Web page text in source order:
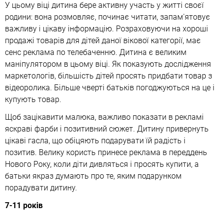
У цьому віці дитина бере активну участь у житті своєї
родини: вона розмовляє, починає читати, запам'ятовує
важливу і цікаву інформацію. Розраховуючи на хороші
продажі товарів для дітей даної вікової категорії, має
сенс реклама по телебаченню. Дитина є великим
маніпулятором в цьому віці. Як показують дослідження
маркетологів, більшість дітей просять придбати товар з
відеоролика. Більше чверті батьків погоджуються на це і
купують товар.
Щоб зацікавити малюка, важливо показати в рекламі
яскраві фарби і позитивний сюжет. Дитину привернуть
цікаві гасла, що обіцяють подарувати їй радість і
позитив. Велику користь принесе реклама в переддень
Нового Року, коли діти дивляться і просять купити, а
батьки якраз думають про те, яким подарунком
порадувати дитину.
7-11 років